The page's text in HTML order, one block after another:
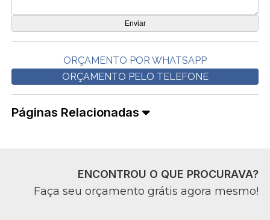
ORÇAMENTO POR WHATSAPP
ORÇAMENTO PELO TELEFONE
Páginas Relacionadas
ENCONTROU O QUE PROCURAVA?
Faça seu orçamento grátis agora mesmo!